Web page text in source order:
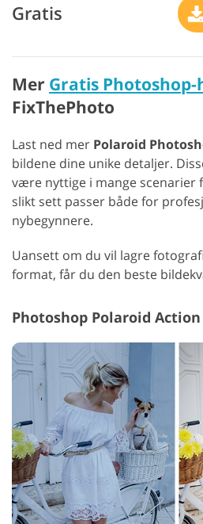
Gratis
Mer Gratis
FixThePhoto
Last ned mer Polaroid
bildene dine unike detaljer.
være nyttige i mange scenarier
slikt sett passer både for
nybegynnere.
Uansett om du vil lagre
format, får du den beste
Photoshop Polaroid